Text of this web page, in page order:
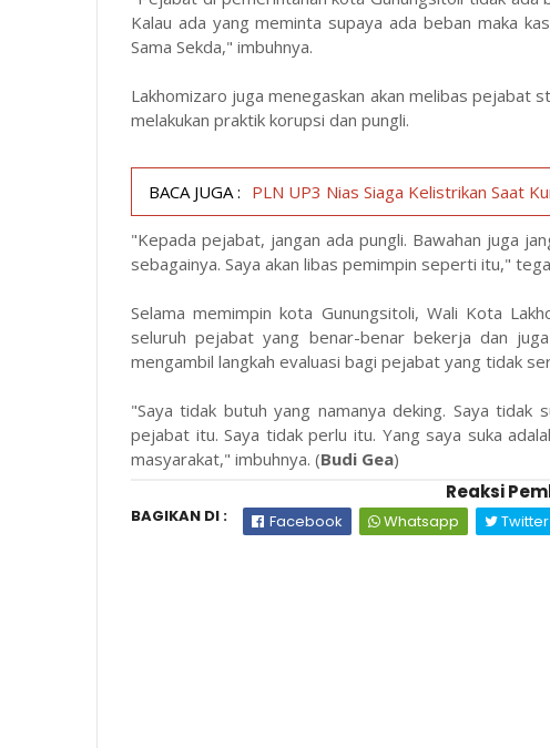
Kalau ada yang meminta supaya ada beban maka
Sama Sekda," imbuhnya.
Lakhomizaro juga menegaskan akan melibas pejabat
melakukan praktik korupsi dan pungli.
BACA JUGA : PLN UP3 Nias Siaga Kelistrikan Saat
"Kepada pejabat, jangan ada pungli. Bawahan juga
sebagainya. Saya akan libas pemimpin seperti itu,"
Selama memimpin kota Gunungsitoli, Wali Kota
seluruh pejabat yang benar-benar bekerja dan
mengambil langkah evaluasi bagi pejabat yang tidak
"Saya tidak butuh yang namanya deking. Saya
pejabat itu. Saya tidak perlu itu. Yang saya suka
masyarakat," imbuhnya. (Budi Gea)
Reaksi
BAGIKAN DI : Facebook Whatsapp Twitter